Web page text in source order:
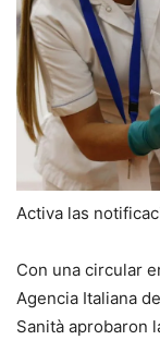
Activa las
Con una circular
Agencia Italiana
Sanità aprobaron